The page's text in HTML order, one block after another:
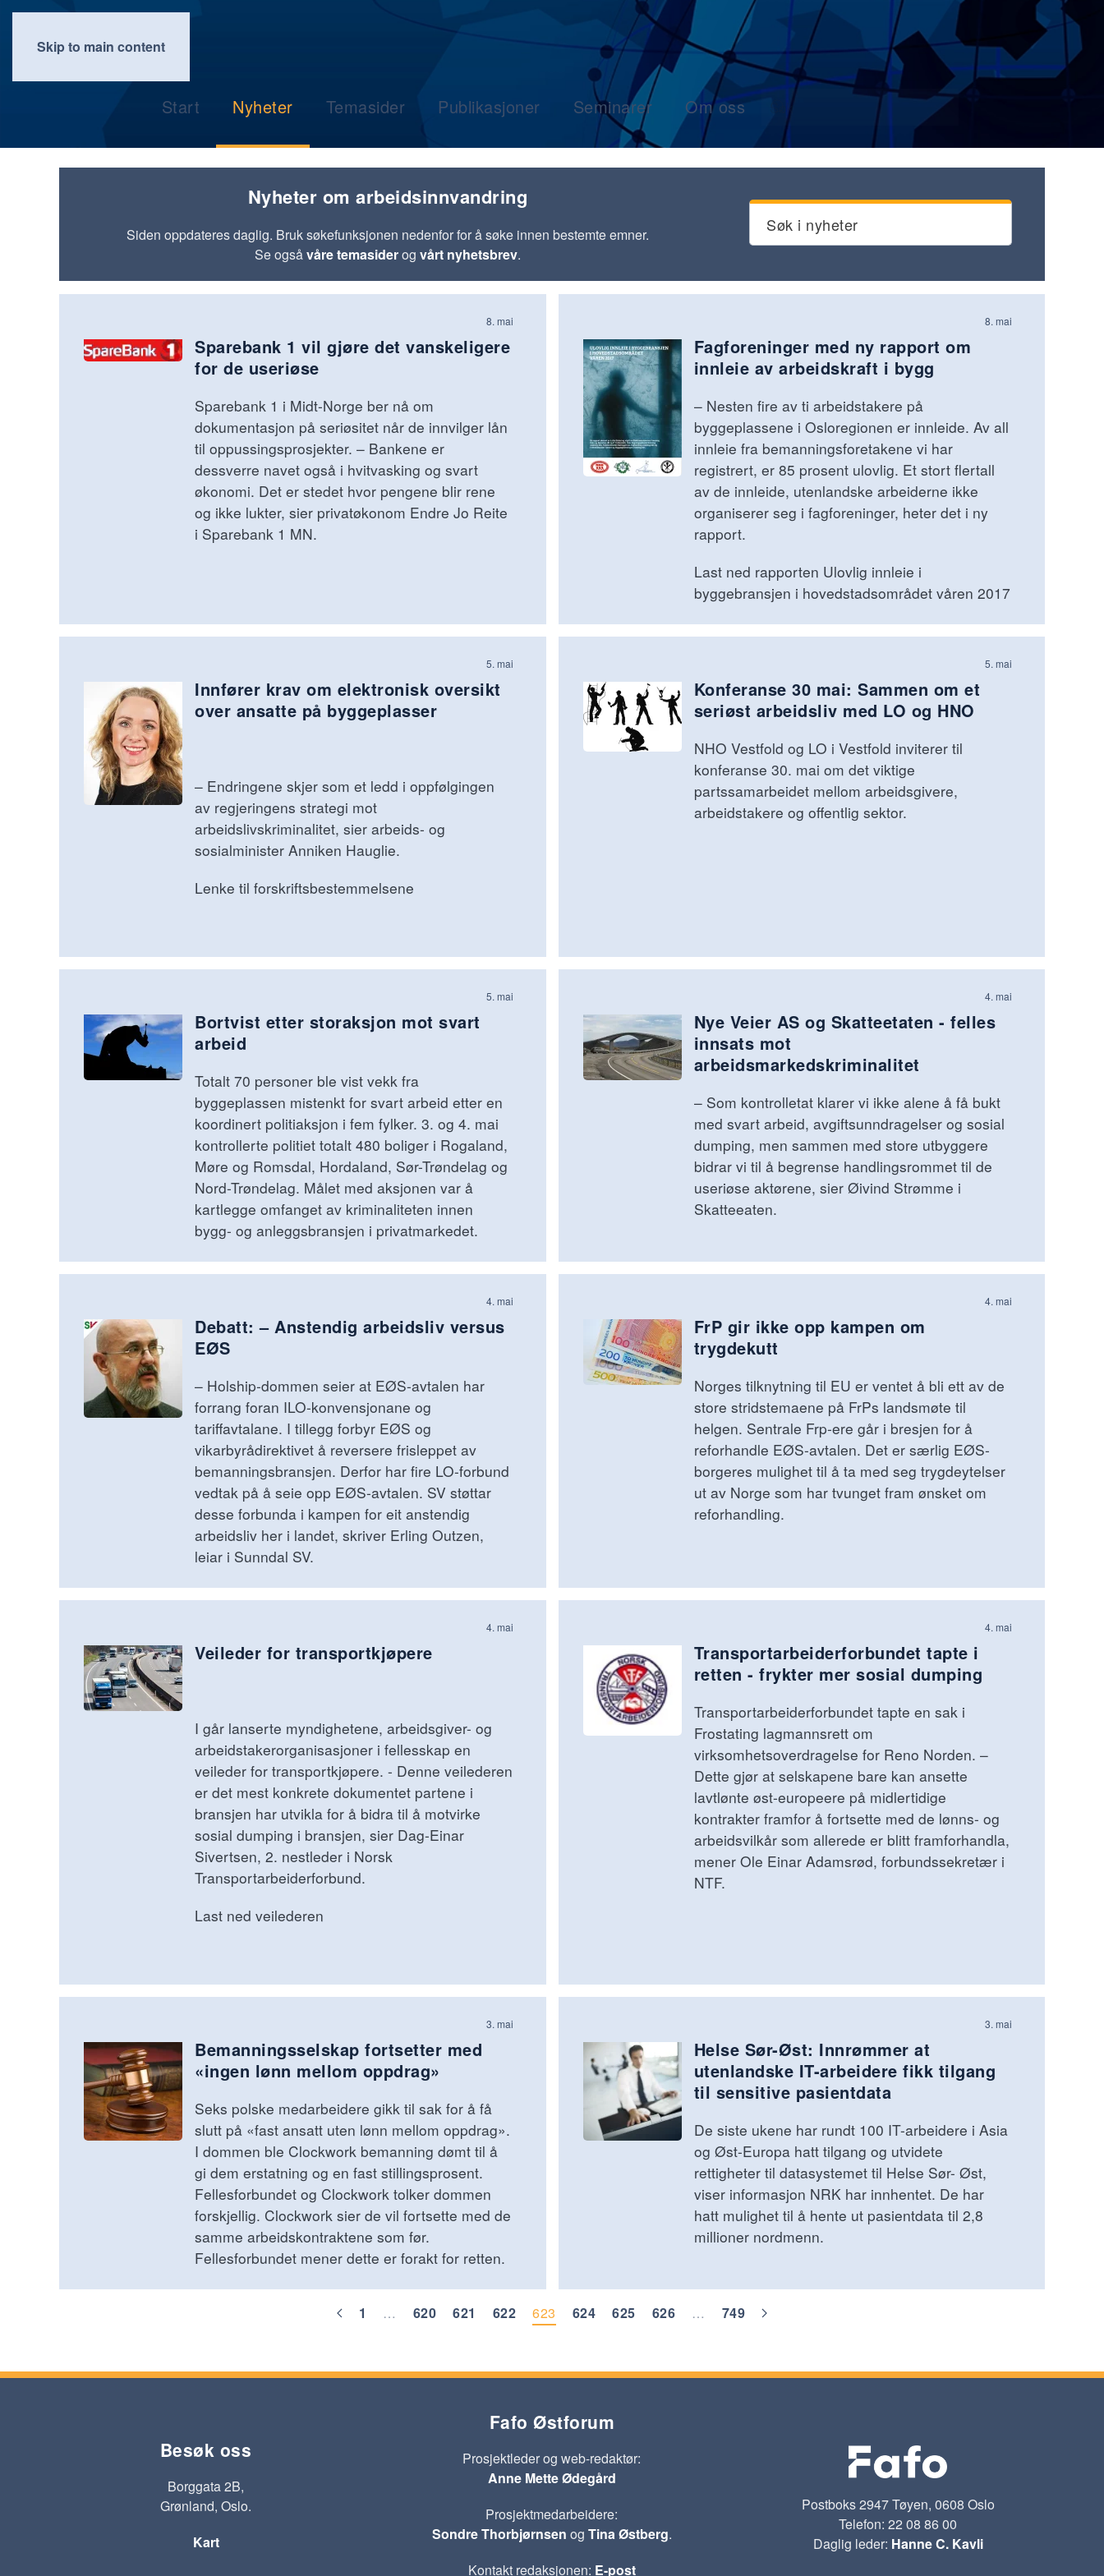
Skip to main content
Start Nyheter Temasider Publikasjoner Seminarer Om oss
Nyheter om arbeidsinnvandring
Siden oppdateres daglig. Bruk søkefunksjonen nedenfor for å søke innen bestemte emner.
Se ogsåvåre temasiderog vårt nyhetsbrev.
Søk i nyheter
8. mai
Sparebank 1 vil gjøre det vanskeligere
for de useriøse
Sparebank 1 i Midt-Norge ber nå om
dokumentasjon på seriøsitet når de innvilger lån
til oppussingsprosjekter. – Bankene er
dessverre navet også i hvitvasking og svart
økonomi. Det er stedet hvor pengene blir rene
og ikke lukter, sier privatøkonom Endre Jo Reite
i Sparebank 1 MN.
8. mai
Fagforeninger med ny rapport om
innleie av arbeidskraft i bygg
– Nesten fire av ti arbeidstakere på
byggeplassene i Osloregionen er innleide. Av all
innleie fra bemanningsforetakene vi har
registrert, er 85 prosent ulovlig. Et stort flertall
av de innleide, utenlandske arbeiderne ikke
organiserer seg i fagforeninger, heter det i ny
rapport.
Last ned rapporten Ulovlig innleie i
byggebransjen i hovedstadsområdet våren 2017
5. mai
Innfører krav om elektronisk oversikt
over ansatte på byggeplasser
– Endringene skjer som et ledd i oppfølgingen
av regjeringens strategi mot
arbeidslivskriminalitet, sier arbeids- og
sosialminister Anniken Hauglie.
Lenke til forskriftsbestemmelsene
5. mai
Konferanse 30 mai: Sammen om et
seriøst arbeidsliv med LO og HNO
NHO Vestfold og LO i Vestfold inviterer til
konferanse 30. mai om det viktige
partssamarbeidet mellom arbeidsgivere,
arbeidstakere og offentlig sektor.
5. mai
Bortvist etter storaksjon mot svart
arbeid
Totalt 70 personer ble vist vekk fra
byggeplassen mistenkt for svart arbeid etter en
koordinert politiaksjon i fem fylker. 3. og 4. mai
kontrollerte politiet totalt 480 boliger i Rogaland,
Møre og Romsdal, Hordaland, Sør-Trøndelag og
Nord-Trøndelag. Målet med aksjonen var å
kartlegge omfanget av kriminaliteten innen
bygg- og anleggsbransjen i privatmarkedet.
4. mai
Nye Veier AS og Skatteetaten - felles
innsats mot
arbeidsmarkedskriminalitet
– Som kontrolletat klarer vi ikke alene å få bukt
med svart arbeid, avgiftsunndragelser og sosial
dumping, men sammen med store utbyggere
bidrar vi til å begrense handlingsrommet til de
useriøse aktørene, sier Øivind Strømme i
Skatteeaten.
4. mai
Debatt: – Anstendig arbeidsliv versus
EØS
– Holship-dommen seier at EØS-avtalen har
forrang foran ILO-konvensjonane og
tariffavtalane. I tillegg forbyr EØS og
vikarbyrådirektivet å reversere frisleppet av
bemanningsbransjen. Derfor har fire LO-forbund
vedtak på å seie opp EØS-avtalen. SV støttar
desse forbunda i kampen for eit anstendig
arbeidsliv her i landet, skriver Erling Outzen,
leiar i Sunndal SV.
4. mai
FrP gir ikke opp kampen om
trygdekutt
Norges tilknytning til EU er ventet å bli ett av de
store stridstemaene på FrPs landsmøte til
helgen. Sentrale Frp-ere går i bresjen for å
reforhandle EØS-avtalen. Det er særlig EØS-
borgeres mulighet til å ta med seg trygdeytelser
ut av Norge som har tvunget fram ønsket om
reforhandling.
4. mai
Veileder for transportkjøpere
I går lanserte myndighetene, arbeidsgiver- og
arbeidstakerorganisasjoner i fellesskap en
veileder for transportkjøpere. - Denne veilederen
er det mest konkrete dokumentet partene i
bransjen har utvikla for å bidra til å motvirke
sosial dumping i bransjen, sier Dag-Einar
Sivertsen, 2. nestleder i Norsk
Transportarbeiderforbund.
Last ned veilederen
4. mai
Transportarbeiderforbundet tapte i
retten - frykter mer sosial dumping
Transportarbeiderforbundet tapte en sak i
Frostating lagmannsrett om
virksomhetsoverdragelse for Reno Norden. –
Dette gjør at selskapene bare kan ansette
lavtlønte øst-europeere på midlertidige
kontrakter framfor å fortsette med de lønns- og
arbeidsvilkår som allerede er blitt framforhandla,
mener Ole Einar Adamsrød, forbundssekretær i
NTF.
3. mai
Bemanningsselskap fortsetter med
«ingen lønn mellom oppdrag»
Seks polske medarbeidere gikk til sak for å få
slutt på «fast ansatt uten lønn mellom oppdrag».
I dommen ble Clockwork bemanning dømt til å
gi dem erstatning og en fast stillingsprosent.
Fellesforbundet og Clockwork tolker dommen
forskjellig. Clockwork sier de vil fortsette med de
samme arbeidskontraktene som før.
Fellesforbundet mener dette er forakt for retten.
3. mai
Helse Sør-Øst: Innrømmer at
utenlandske IT-arbeidere fikk tilgang
til sensitive pasientdata
De siste ukene har rundt 100 IT-arbeidere i Asia
og Øst-Europa hatt tilgang og utvidete
rettigheter til datasystemet til Helse Sør- Øst,
viser informasjon NRK har innhentet. De har
hatt mulighet til å hente ut pasientdata til 2,8
millioner nordmenn.
1 … 620 621 622 623 624 625 626 … 749
Besøk oss
Borggata 2B,
Grønland, Oslo.
Kart
Fafo Østforum
Prosjektleder og web-redaktør:
Anne Mette Ødegård
Prosjektmedarbeidere:
Sondre Thorbjørnsen og Tina Østberg.
Kontakt redaksjonen: E-post
Postboks 2947 Tøyen, 0608 Oslo
Telefon: 22 08 86 00
Daglig leder: Hanne C. Kavli